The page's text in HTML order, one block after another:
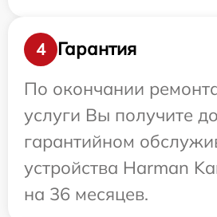
4
Гарантия
По окончании
услуги Вы получите
гарантийном
устройства Harman
на 36 месяцев.